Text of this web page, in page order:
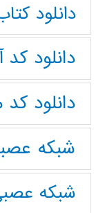
دانلود
دانلود کد
دانلود
شبکه
شبکه